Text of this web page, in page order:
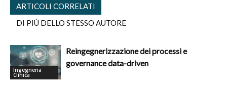
ARTICOLI CORRELATI
DI PIÙ DELLO STESSO AUTORE
Ingegneria
Clinica
Reingegnerizzazione dei processi e
governance data-driven